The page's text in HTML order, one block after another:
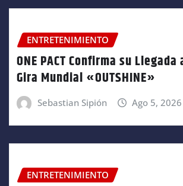
ENTRETENIMIENTO
ONE PACT Confirma su
Gira Mundial «OUTSHINE»
Sebastian Sipión Ago 5, 2026
ENTRETENIMIENTO